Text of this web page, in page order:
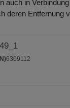
auch in
deren Entfernung
6309112